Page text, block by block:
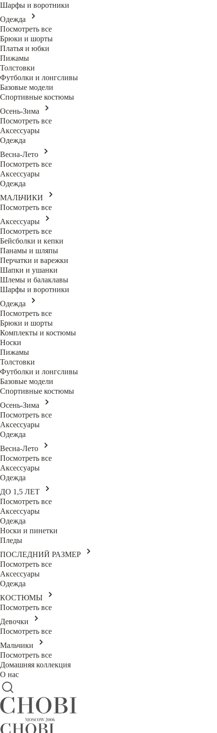
Шарфы и воротники
Одежда
Посмотреть все
Брюки и шорты
Платья и юбки
Пижамы
Толстовки
Футболки и лонгсливы
Базовые модели
Спортивные костюмы
Осень-Зима
Посмотреть все
Аксессуары
Одежда
Весна-Лето
Посмотреть все
Аксессуары
Одежда
МАЛЬЧИКИ
Посмотреть все
Аксессуары
Посмотреть все
Бейсболки и кепки
Панамы и шляпы
Перчатки и варежки
Шапки и ушанки
Шлемы и балаклавы
Шарфы и воротники
Одежда
Посмотреть все
Брюки и шорты
Комплекты и костюмы
Носки
Пижамы
Толстовки
Футболки и лонгсливы
Базовые модели
Спортивные костюмы
Осень-Зима
Посмотреть все
Аксессуары
Одежда
Весна-Лето
Посмотреть все
Аксессуары
Одежда
ДО 1,5 ЛЕТ
Посмотреть все
Аксессуары
Одежда
Носки и пинетки
Пледы
ПОСЛЕДНИЙ РАЗМЕР
Посмотреть все
Аксессуары
Одежда
КОСТЮМЫ
Посмотреть все
Девочки
Посмотреть все
Мальчики
Посмотреть все
Домашняя коллекция
О нас